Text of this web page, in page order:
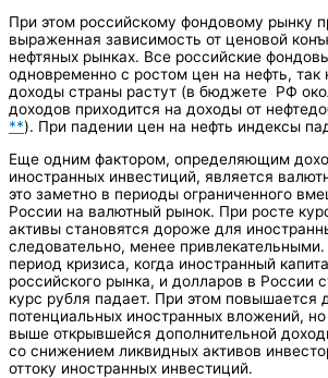
При этом российскому фондовому рынку
выраженная зависимость от ценовой
нефтяных рынках. Все российские
одновременно с ростом цен на нефть, так
доходы страны растут (в бюджете РФ
доходов приходится на доходы от
**). При падении цен на нефть индексы
Еще одним фактором, определяющим
иностранных инвестиций, является
это заметно в периоды ограниченного
России на валютный рынок. При росте
активы становятся дороже для
следовательно, менее
период кризиса, когда иностранный
российского рынка, и долларов в России
курс рубля падает. При этом повышается
потенциальных иностранных вложений,
выше открывшейся дополнительной
со снижением ликвидных активов
оттоку иностранных инвестиций.